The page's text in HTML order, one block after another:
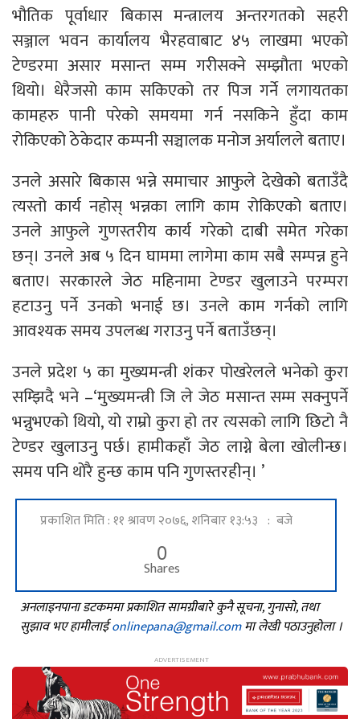
भौतिक पूर्वाधार बिकास मन्त्रालय अन्तरगतको सहरी
सञ्जाल भवन कार्यालय भैरहवाबाट ४५ लाखमा भएको
टेण्डरमा असार मसान्त सम्म गरीसक्ने सम्झौता भएको
थियो। धेरैजसो काम सकिएको तर पिज गर्ने लगायतका
कामहरु पानी परेको समयमा गर्न नसकिने हुँदा काम
रोकिएको ठेकेदार कम्पनी सञ्चालक मनोज अर्यालले बताए।
उनले असारे बिकास भन्ने समाचार आफुले देखेको बताउँदै
त्यस्तो कार्य नहोस् भन्नका लागि काम रोकिएको बताए।
उनले आफुले गुणस्तरीय कार्य गरेको दाबी समेत गरेका
छन्। उनले अब ५ दिन घाममा लागेमा काम सबै सम्पन्न हुने
बताए। सरकारले जेठ महिनामा टेण्डर खुलाउने परम्परा
हटाउनु पर्ने उनको भनाई छ। उनले काम गर्नको लागि
आवश्यक समय उपलब्ध गराउनु पर्ने बताउँछन्।
उनले प्रदेश ५ का मुख्यमन्त्री शंकर पोखरेलले भनेको कुरा
सम्झिदै भने –‘मुख्यमन्त्री जि ले जेठ मसान्त सम्म सक्नुपर्ने
भन्नुभएको थियो, यो राम्रो कुरा हो तर त्यसको लागि छिटो नै
टेण्डर खुलाउनु पर्छ। हामीकहाँ जेठ लाग्ने बेला खोलीन्छ।
समय पनि थोरै हुन्छ काम पनि गुणस्तरहीन्। ’
प्रकाशित मिति : ११ श्रावण २०७६, शनिबार १३:५३ : बजे
0
Shares
अनलाइनपाना डटकममा प्रकाशित सामग्रीबारे कुनै सूचना, गुनासो, तथा
सुझाव भए हामीलाईonlinepana@gmail.comमा लेखी पठाउनुहोला ।